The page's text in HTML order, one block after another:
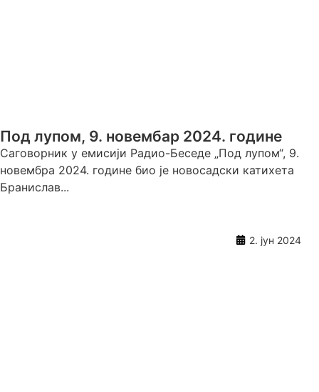
Под лупом, 9. новембар 2024. године
Саговорник у емисији Радио-Беседе „Под лупом“, 9.
новембра 2024. године био је новосадски катихета
Бранислав...
2. јун 2024